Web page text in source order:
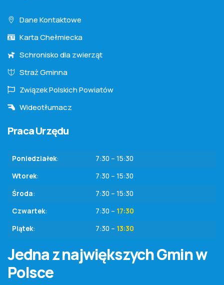
Praca Urzędu
Poniedziałek:
7:30 – 15:30
Wtorek:
7:30 – 15:30
Środa:
7:30 – 15:30
Czwartek: 7:30 – 17:30
Piątek: 7:30 – 13:30
Dane Kontaktowe
Karta Chełmiecka
Schronisko dla zwierząt
Straż Gminna
Związek Polskich Powiatów
Wideotłumacz
Jedna z największych Gmin w
Polsce